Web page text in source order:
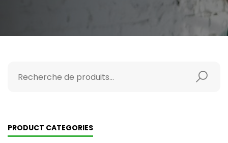
PRODUCT CATEGORIES